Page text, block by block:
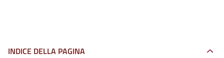
INDICE DELLA PAGINA